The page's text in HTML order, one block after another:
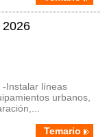
2026
-Instalar líneas
urbanos,
Temario